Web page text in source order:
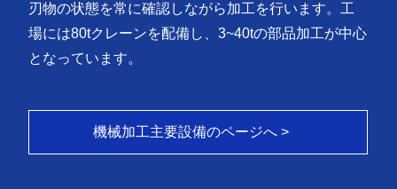
刃物の状態を常に確認しながら加工を行います。工
場には80tクレーンを配備し、3~40tの部品加工が中心
となっています。
機械加工主要設備のページへ >